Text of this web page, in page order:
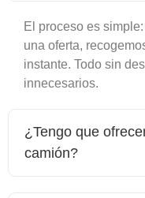
El proceso es
una oferta,
instante. Todo sin
innecesarios.
¿Tengo que
camión?